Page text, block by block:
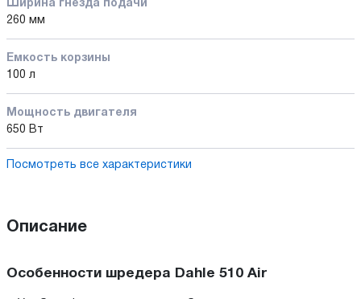
Ширина гнезда подачи
260 мм
Емкость корзины
100 л
Мощность двигателя
650 Вт
Посмотреть все характеристики
Описание
Особенности шредера Dahle 510 Air